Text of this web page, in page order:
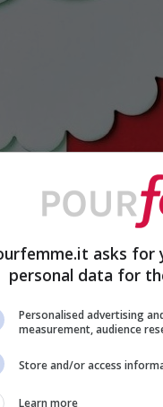
– Pourfemme.it
realizzare , ma
per il disegno,
la sagoma,
Natale da colorare
desidera e
per realizzare la
asks for
personal data for
Personalised advertising
measurement, audience
Store and/or access
Learn more